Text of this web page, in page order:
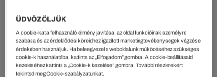
ÜDVÖZÖLJÜK
A cookie-kat a felhasználói élmény javítása, az oldal funkcióinak személyre
szabása és az érdeklődési köreidhez igazított marketingtevékenységek végzése
érdekében használjuk. Ha beleegyezel a weboldalunk működéséhez szükséges
cookie-k használatába, kattints az „Elfogadom” gombra. A cookie-beállításaid
kezeléséhez kattints a „Cookie-k kezelése” gombra. További részletekért
tekintsd meg Cookie-szabályzatunkat.